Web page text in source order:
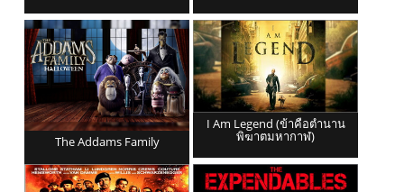
The Addams Family
I Am Legend (ข้าคือตำนาน
พิฆาตมหากาฬ)